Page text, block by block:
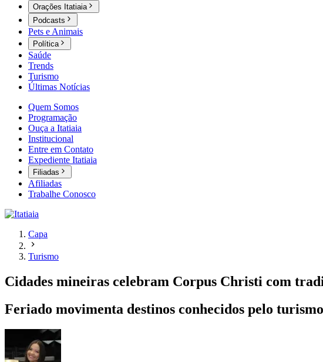
Orações Itatiaia
Podcasts
Pets e Animais
Política
Saúde
Trends
Turismo
Últimas Notícias
Quem Somos
Programação
Ouça a Itatiaia
Institucional
Entre em Contato
Expediente Itatiaia
Filiadas
Afiliadas
Trabalhe Conosco
Capa
Turismo
Cidades mineiras celebram Corpus Christi com
Feriado movimenta destinos conhecidos pelo